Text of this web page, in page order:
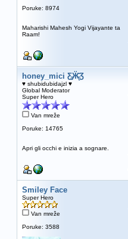
Poruke: 8974
Maharishi Mahesh Yogi Vijayante ta
Raam!
honey_mici Ƹ̵̡Ӝ̵̨̄Ʒ
♥ shubidubidajzl ♥
Global Moderator
Super Hero
Van mreže
Poruke: 14765
Apri gli occhi e inizia a sognare.
Smiley Face
Super Hero
Van mreže
Poruke: 3588